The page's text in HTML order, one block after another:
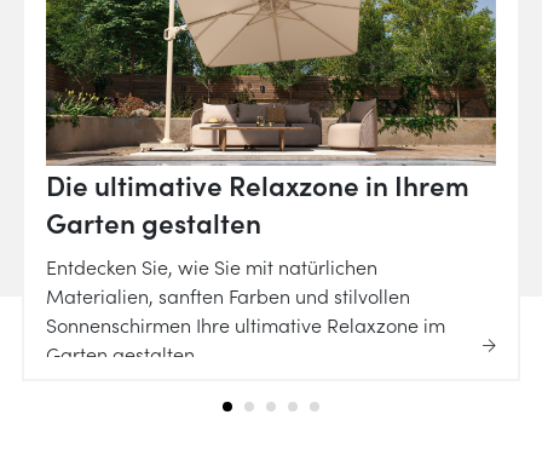
Die ultimative Relaxzone in Ihrem
Garten gestalten
Entdecken Sie, wie Sie mit natürlichen
Materialien, sanften Farben und stilvollen
Sonnenschirmen Ihre ultimative Relaxzone im
Garten gestalten.